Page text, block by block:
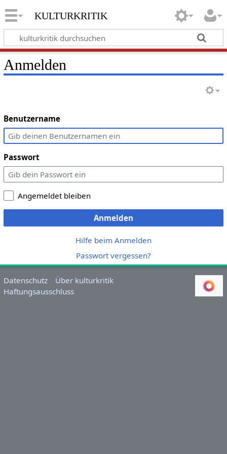
kulturkritik
Anmelden
Benutzername
Passwort
Angemeldet bleiben
Anmelden
Hilfe beim Anmelden
Passwort vergessen?
Datenschutz
Über kulturkritik
Haftungsausschluss